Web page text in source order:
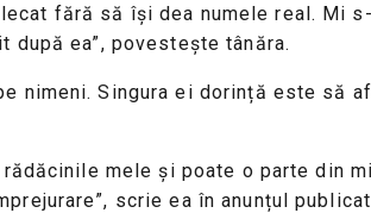
fără să își dea numele real. Mi
ea”, povestește tânăra.
nimeni. Singura ei dorință este
mele și poate o parte din
scrie ea în anunțul